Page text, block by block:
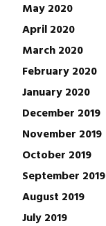
May 2020
April 2020
March 2020
February 2020
January 2020
December 2019
November 2019
October 2019
September 2019
August 2019
July 2019